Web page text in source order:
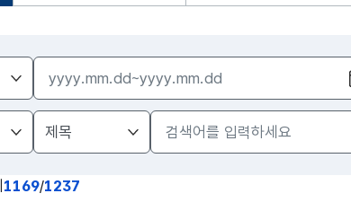
1169/1237